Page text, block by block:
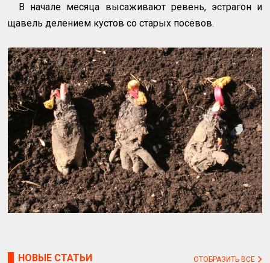
В начале месяца высаживают ревень, эстрагон и
щавель делением кустов со старых посевов.
НОВЫЕ СТАТЬИ ОТОБРАЗИТЬ ВСЕ